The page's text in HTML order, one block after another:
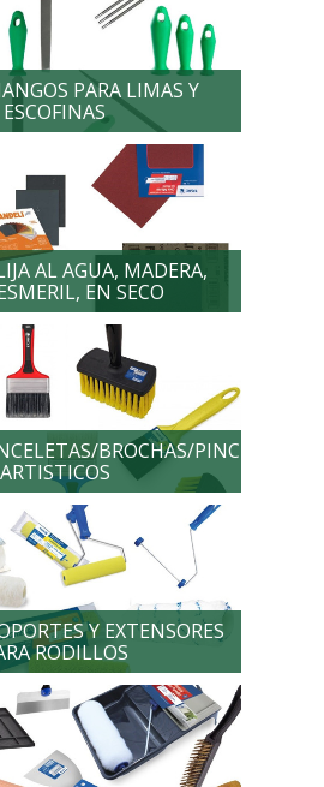
PARA LIMAS Y
ESCOFINAS
AL AGUA, MADERA,
EN SECO
BROCHAS/PINCELES
ARTISTICOS
Y EXTENSORES
RODILLOS